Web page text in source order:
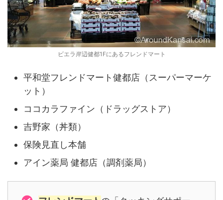
ビエラ岸辺健都1Fにあるフレンドマート
平和堂フレンドマート健都店（スーパーマーケ
ット）
ココカラファイン（ドラッグストア）
吉野家（丼類）
保険見直し本舗
アイン薬局 健都店（調剤薬局）